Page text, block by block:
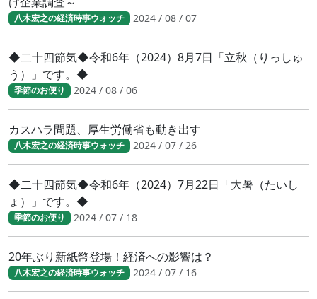
八木宏之の経済時事ウォッチ 2024 / 08 / 07
◆二十四節気◆令和6年（2024）8月7日「立秋（りっしゅ
う）」です。◆
季節のお便り 2024 / 08 / 06
カスハラ問題、厚生労働省も動き出す
八木宏之の経済時事ウォッチ 2024 / 07 / 26
◆二十四節気◆令和6年（2024）7月22日「大暑（たいし
ょ）」です。◆
季節のお便り 2024 / 07 / 18
20年ぶり新紙幣登場！経済への影響は？
八木宏之の経済時事ウォッチ 2024 / 07 / 16